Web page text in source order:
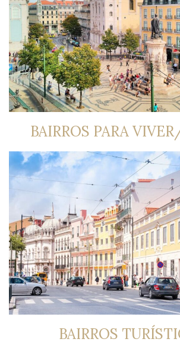
BAIRROS PARA
BAIRROS